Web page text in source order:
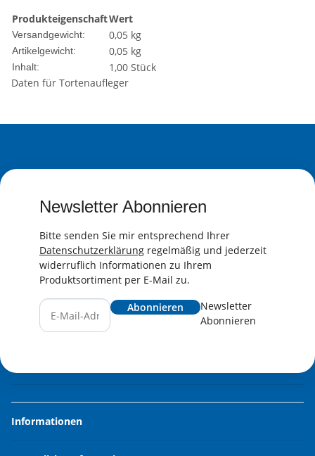
ProdukteigenschaftWert
Versandgewicht: 0,05 kg
Artikelgewicht: 0,05 kg
Inhalt:
1,00 Stück
Daten für Tortenaufleger
Newsletter Abonnieren
Bitte senden Sie mir entsprechend Ihrer
Datenschutzerklärung regelmäßig und jederzeit
widerruflich Informationen zu Ihrem
Produktsortiment per E-Mail zu.
Abonnieren
Newsletter
Abonnieren
Informationen